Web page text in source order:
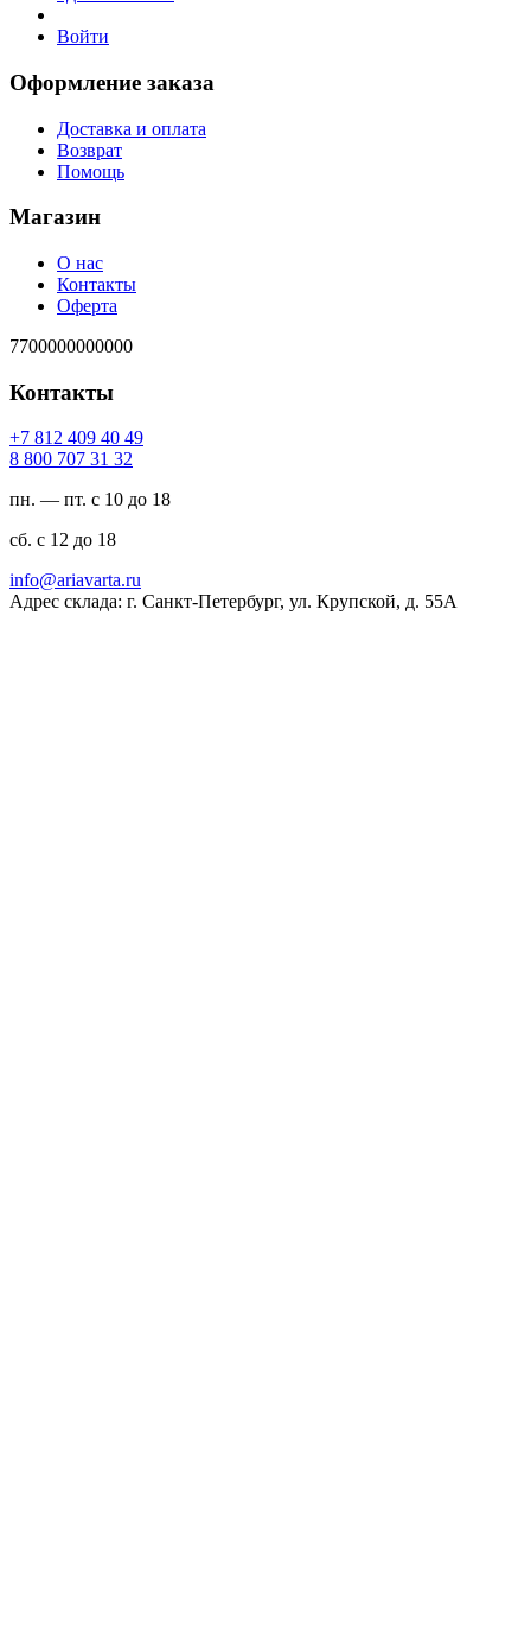
Войти
Оформление заказа
Доставка и оплата
Возврат
Помощь
Магазин
О нас
Контакты
Оферта
7700000000000
Контакты
94 04 904 218 7+
23 13 707 008 8
пн. — пт. с 10 до 18
сб. с 12 до 18
ur.atravaira@ofni
Адрес склада: г. Санкт-Петербург, ул. Крупской, д. 55А